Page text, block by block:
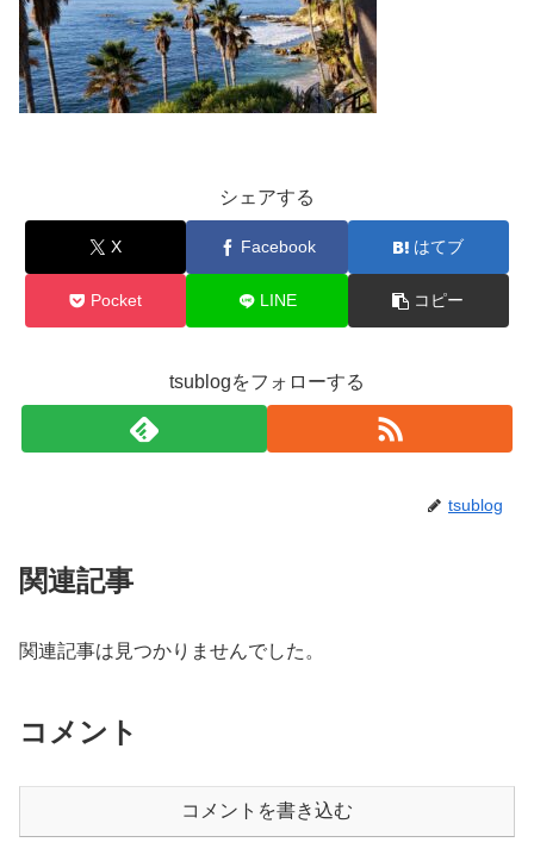
シェアする
X Facebook はてブ
Pocket LINE コピー
tsublogをフォローする
tsublog
関連記事
関連記事は見つかりませんでした。
コメント
コメントを書き込む